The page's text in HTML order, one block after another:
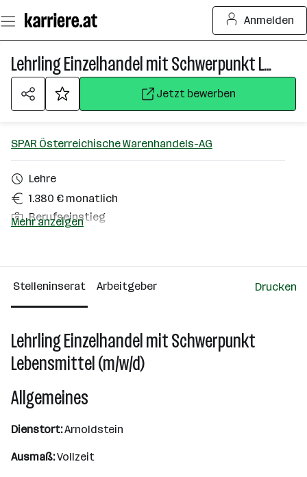
Seiteninhalt
springen
Anmelden
Lehrling Einzelhandel mit Schwerpunkt Lebensmittel (m/w/d)
Jetzt bewerben
SPAR Österreichische Warenhandels-AG
Lehre
1.380 € monatlich
Berufseinstieg
Über das Unternehmen
10000+ Mitarbeiter*innen
Mehr anzeigen
Stelleninserat Arbeitgeber Drucken
Lehrling Einzelhandel mit Schwerpunkt
Lebensmittel (m/w/d)
Allgemeines
Dienstort:Arnoldstein
Ausmaß:Vollzeit